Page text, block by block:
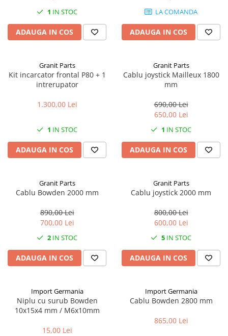
1 IN STOC
ADAUGA IN COS
LA COMANDA
ADAUGA IN COS
Granit Parts
Kit incarcator frontal P80 + 1
intrerupator
1.300,00 Lei
1 IN STOC
ADAUGA IN COS
Granit Parts
Cablu joystick Mailleux 1800
mm
690,00 Lei
650,00 Lei
1 IN STOC
ADAUGA IN COS
Granit Parts
Cablu Bowden 2000 mm
890,00 Lei
700,00 Lei
2 IN STOC
ADAUGA IN COS
Granit Parts
Cablu joystick 2000 mm
800,00 Lei
600,00 Lei
5 IN STOC
ADAUGA IN COS
Import Germania
Niplu cu surub Bowden
10x15x4 mm / M6x10mm
15,00 Lei
Import Germania
Cablu Bowden 2800 mm
865,00 Lei